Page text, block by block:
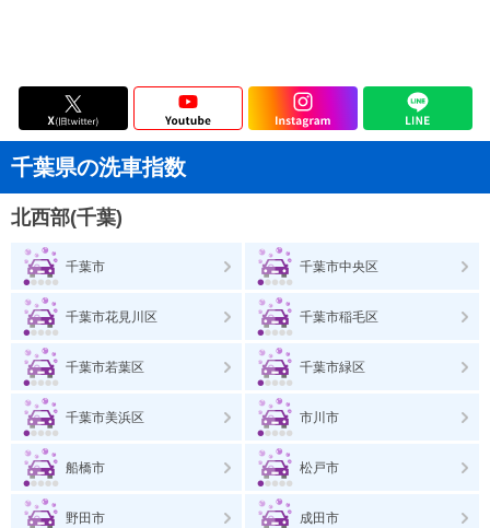
千葉県の洗車指数
北西部(千葉)
千葉市 千葉市中央区
千葉市花見川区 千葉市稲毛区
千葉市若葉区 千葉市緑区
千葉市美浜区 市川市
船橋市 松戸市
野田市 成田市